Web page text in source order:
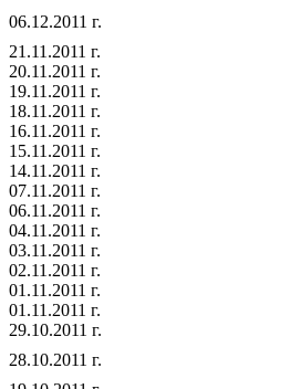
06.12.2011 г.
21.11.2011 г.
20.11.2011 г.
19.11.2011 г.
18.11.2011 г.
16.11.2011 г.
15.11.2011 г.
14.11.2011 г.
07.11.2011 г.
06.11.2011 г.
04.11.2011 г.
03.11.2011 г.
02.11.2011 г.
01.11.2011 г.
01.11.2011 г.
29.10.2011 г.
28.10.2011 г.